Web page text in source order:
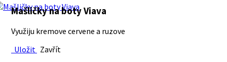
Mašličky na boty Viava
Využiju kremove cervene a ruzove
Uložit Zavřít